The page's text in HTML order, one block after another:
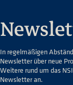
In regelmäßigen
Newsletter über neue
Weitere rund um das
Newsletter an.